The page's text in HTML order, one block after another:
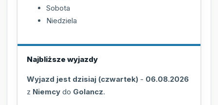
Sobota
Niedziela
Najbliższe wyjazdy
Wyjazd jest dzisiaj (czwartek) - 06.08.2026
z Niemcy do Golancz.